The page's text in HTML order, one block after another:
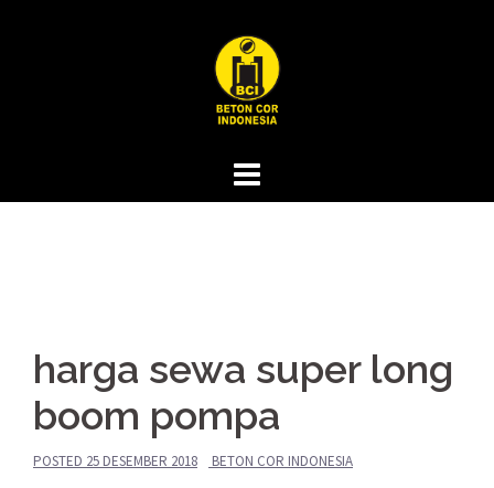
harga sewa super long
boom pompa
POSTED 25 DESEMBER 2018 BETON COR INDONESIA